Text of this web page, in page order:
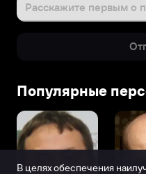
Расскажите первым о
Популярные
В целях обеспечения